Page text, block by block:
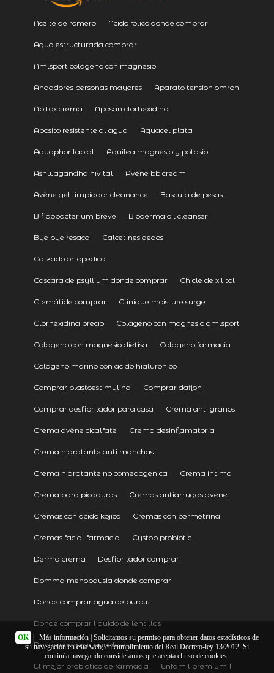
Aceite de romero Acido folico donde comprar
Agua estructurada comprar
Amlsport colágeno con magnesio
Andadores personas mayores Aparato tension omron
Apitox crema Aposan clorhexidina
Aposito resistente al agua Aquacel plata
Aquaphor labial Aquilea magnesio y potasio
Ashwagandha hivital Avène bb cream
Avène gel limpiador cleanance Bascula de pesas
Bifidobacterium breve Bioderma oil cleanser
Bye bye resaca Calcetines dedos
Calzado ortopedico
Cascara de psyllium donde comprar Chicle de xilitol
Clemátide comprar Clinique moisture surge
Clorhexidina precio Colageno con magnesio amlsport
Colageno con magnesio dietisa Colageno farmacia
Colageno marino con acido hialuronico
Comprar blastoestimulina Comprar daflon
Comprar desfibrilador para casa Crema anti granos
Crema avène cicalfate Crema desinflamatoria
Crema hidratante anti manchas
Crema hidratante no comedogenica Crema intima
Crema para picaduras Cremas antiarrugas avene
Cremas con acido kojico Cremas con permetrina
Cremas facial farmacia Cystop probiotic
Derma crema Desfibrilador comprar
Domma menopausia donde comprar
Donde comprar agua de burow
Donde comprar liquido de lentillas
Donde comprar nanolash
El mejor probiótico de farmacia Enfamil premium 1
OK Más información| Solicitamos su permiso para obtener datos estadísticos de
su navegación en esta web, en cumplimiento del Real Decreto-ley 13/2012. Si
continúa navegando consideramos que acepta el uso de cookies.